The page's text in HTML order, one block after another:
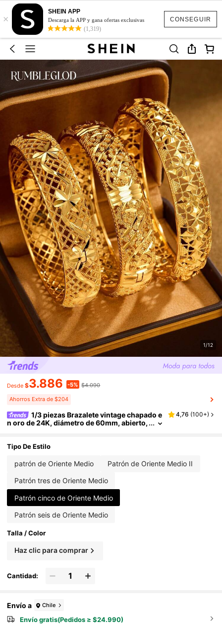
CONSEGUIR
×
SHEIN APP
Descarga la APP y gana ofertas exclusivas
(1,319)
1/12
Desde $3.886 -5% $4.090
Ahorros Extra de $204
1/3 piezas Brazalete vintage chapado e
n oro de 24K, diámetro de 60mm, abierto,
4,76 (100+)
Tipo De Estilo
patrón de Oriente Medio Patrón de Oriente Medio II
Patrón tres de Oriente Medio
Patrón cinco de Oriente Medio
Patrón seis de Oriente Medio
Talla / Color
Haz clic para comprar
Cantidad:
Envío a Chile
Envío gratis(Pedidos ≥ $24.990)